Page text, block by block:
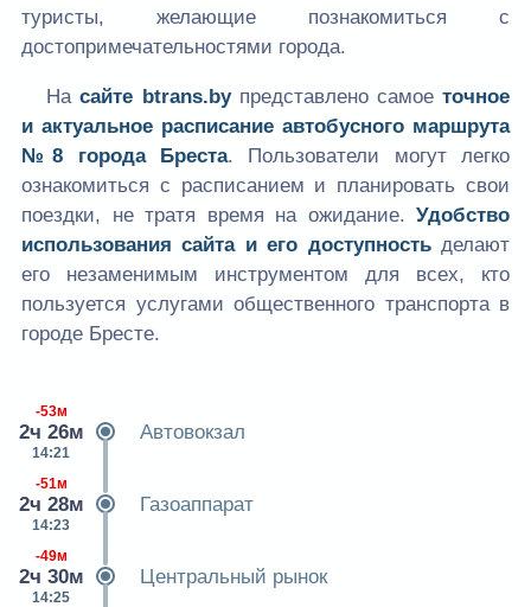
туристы, желающие познакомиться с
достопримечательностями города.
Насайте btrans.byпредставлено самоеточное
и актуальное расписание автобусного маршрута
№8 города Бреста. Пользователи могут легко
ознакомиться с расписанием и планировать свои
поездки, не тратя время на ожидание. Удобство
использования сайта и его доступностьделают
его незаменимым инструментом для всех, кто
пользуется услугами общественного транспорта в
городе Бресте.
-53м
2ч 26м
14:21
Автовокзал
-51м
2ч 28м
14:23
Газоаппарат
-49м
2ч 30м
14:25
Центральный рынок